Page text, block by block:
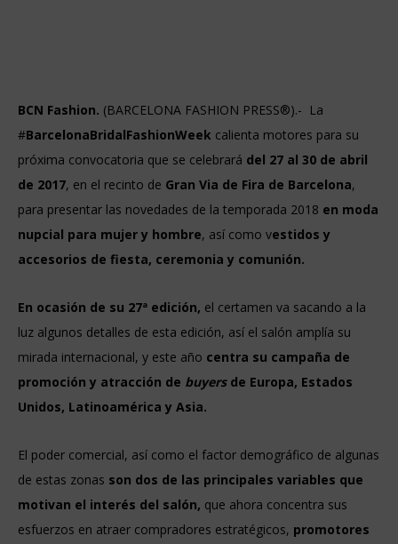
BCN Fashion. (BARCELONA FASHION PRESS®).- La
#BarcelonaBridalFashionWeek calienta motores para su
próxima convocatoria que se celebrará del 27 al 30 de abril
de 2017, en el recinto de Gran Via de Fira de Barcelona,
para presentar las novedades de la temporada 2018 en moda
nupcial para mujer y hombre, así como vestidos y
accesorios de fiesta, ceremonia y comunión.
En ocasión de su 27ª edición, el certamen va sacando a la
luz algunos detalles de esta edición, así el salón amplía su
mirada internacional, y este año centra su campaña de
promoción y atracción de buyersde Europa, Estados
Unidos, Latinoamérica y Asia.
El poder comercial, así como el factor demográfico de algunas
de estas zonas son dos de las principales variables que
motivan el interés del salón, que ahora concentra sus
esfuerzos en atraer compradores estratégicos, promotores